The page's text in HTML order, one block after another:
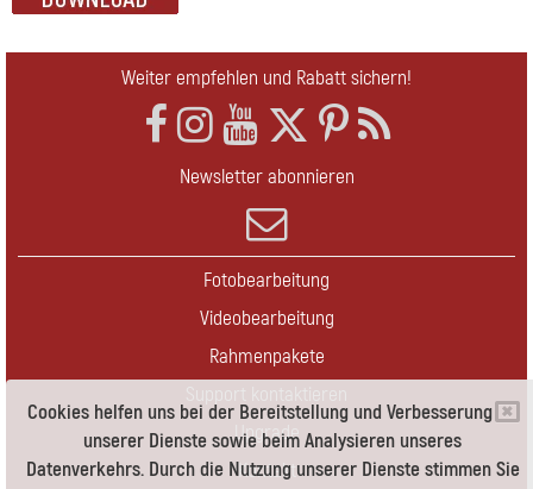
Cookies helfen uns bei der Bereitstellung und Verbesserung
unserer Dienste sowie beim Analysieren unseres
Datenverkehrs. Durch die Nutzung unserer Dienste stimmen Sie
Weiter empfehlen und Rabatt sichern!
Newsletter abonnieren
Fotobearbeitung
Videobearbeitung
Rahmenpakete
Upgrade
Kontakt